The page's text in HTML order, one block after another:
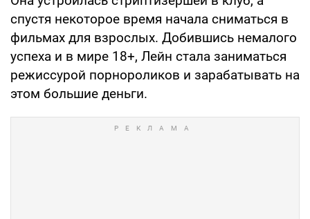
спустя некоторое время начала сниматься в
фильмах для взрослых. Добившись немалого
успеха и в мире 18+, Лейн стала заниматься
режиссурой порнороликов и зарабатывать на
этом большие деньги.